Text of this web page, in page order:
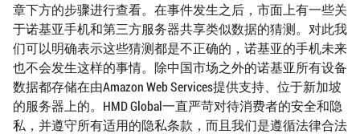
章下方的步骤进行查看。在事件发生之后，市面上有一些关
于诺基亚手机和第三方服务器共享类似数据的猜测。对此我
们可以明确表示这些猜测都是不正确的，诺基亚的手机未来
也不会发生这样的事情。除中国市场之外的诺基亚所有设备
数据都存储在由Amazon Web Services提供支持、位于新加坡
的服务器上的。HMD Global一直严苛对待消费者的安全和隐
私，并遵守所有适用的隐私条款，而且我们是遵循法律合法